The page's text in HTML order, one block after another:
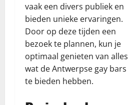
vaak een divers publiek en
bieden unieke ervaringen.
Door op deze tijden een
bezoek te plannen, kun je
optimaal genieten van alles
wat de Antwerpse gay bars
te bieden hebben.